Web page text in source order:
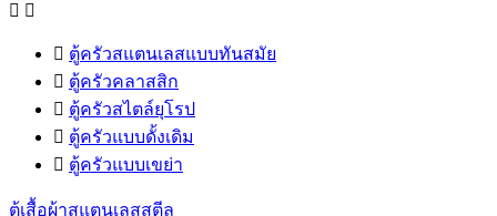
 
 ตู้ครัวสแตนเลสแบบทันสมัย
 ตู้ครัวคลาสสิก
 ตู้ครัวสไตล์ยุโรป
 ตู้ครัวแบบดั้งเดิม
 ตู้ครัวแบบเขย่า
ตู้เสื้อผ้าสแตนเลสสตีล